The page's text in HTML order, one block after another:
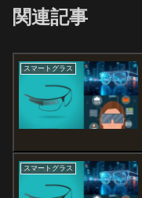
関連記事
スマートグラス
スマートグラス